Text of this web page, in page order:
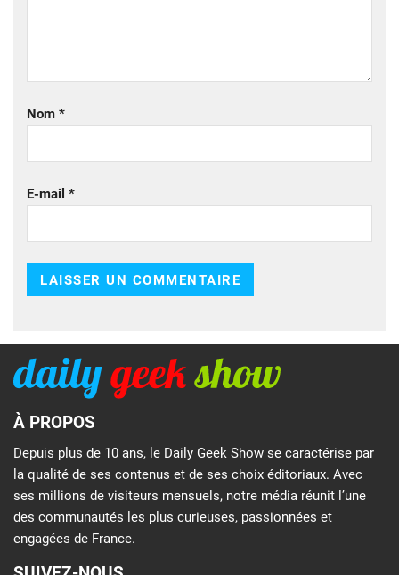
Nom *
E-mail *
À PROPOS
Depuis plus de 10 ans, le Daily Geek Show se caractérise par
la qualité de ses contenus et de ses choix éditoriaux. Avec
ses millions de visiteurs mensuels, notre média réunit l’une
des communautés les plus curieuses, passionnées et
engagées de France.